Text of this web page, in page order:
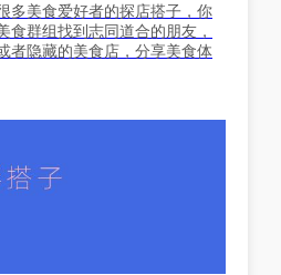
多美食爱好者的探店搭子，你
食群组找到志同道合的朋友，
者隐藏的美食店，分享美食体